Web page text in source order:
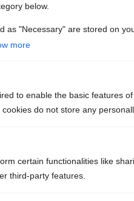
below.
as "Necessary" are stored on
more
to enable the basic features
do not store any
certain functionalities like
third-party features.
€